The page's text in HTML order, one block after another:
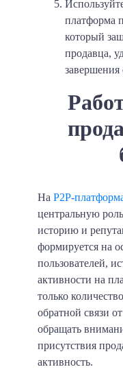
платформа
который
продавца,
завершения
На P2P-
центральную
историю и
формируется на
пользователей,
активности на
только
обратной связи
обращать
присутствия
активность.